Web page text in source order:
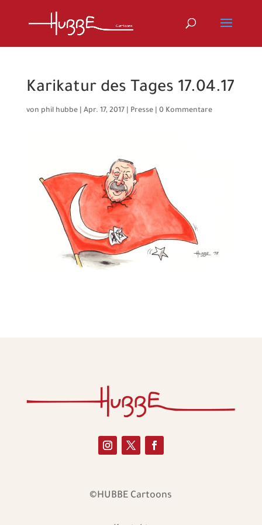
Karikatur des Tages 17.04.17
von phil hubbe| Apr. 17, 2017 Presse| 0 Kommentare
©HUBBE Cartoons